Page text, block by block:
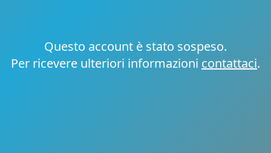
Questo account è stato sospeso.
Per ricevere ulteriori informazioni contattaci.